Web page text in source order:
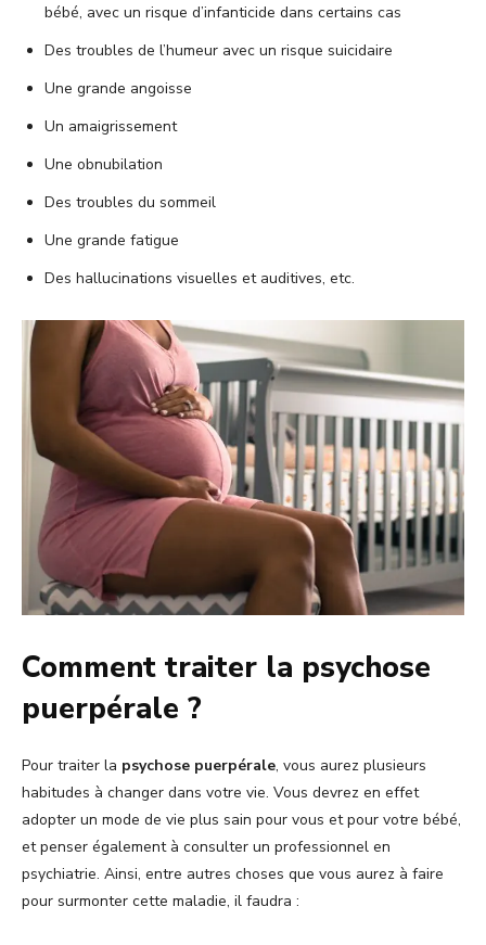
bébé, avec un risque d’infanticide dans certains cas
Des troubles de l’humeur avec un risque suicidaire
Une grande angoisse
Un amaigrissement
Une obnubilation
Des troubles du sommeil
Une grande fatigue
Des hallucinations visuelles et auditives, etc.
Comment traiter la psychose
puerpérale ?
Pour traiter la psychose puerpérale, vous aurez plusieurs
habitudes à changer dans votre vie. Vous devrez en effet
adopter un mode de vie plus sain pour vous et pour votre bébé,
et penser également à consulter un professionnel en
psychiatrie. Ainsi, entre autres choses que vous aurez à faire
pour surmonter cette maladie, il faudra :